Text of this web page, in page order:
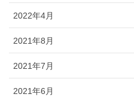
2022年4月
2021年8月
2021年7月
2021年6月